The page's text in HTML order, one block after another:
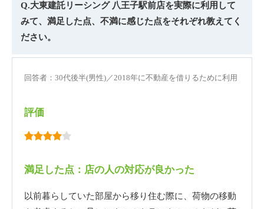
Q.大東建託リーシング 八王子駅前店を実際に利用して
みて、満足した点、不満に感じた点をそれぞれ教えてく
ださい。
回答者：30代後半(男性)／2018年に不動産を借りるために利用
評価
満足した点：店の人の対応が良かった
以前暮らしていた部屋から移り住む際に、荷物の移動